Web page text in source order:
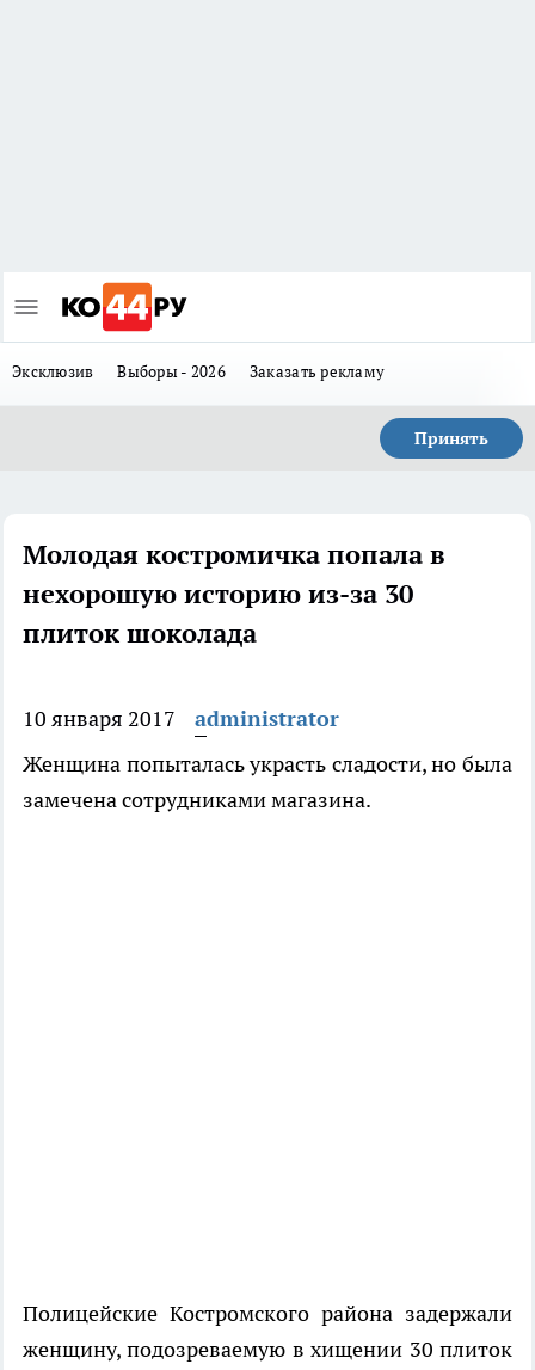
Эксклюзив Выборы - 2026 Заказать рекламу
Принять
Молодая костромичка попала в
нехорошую историю из-за 30
плиток шоколада
10 января 2017
administrator
Женщина попыталась украсть сладости, но была
замечена сотрудниками магазина.
Полицейские Костромского района задержали
женщину, подозреваемую в хищении 30 плиток